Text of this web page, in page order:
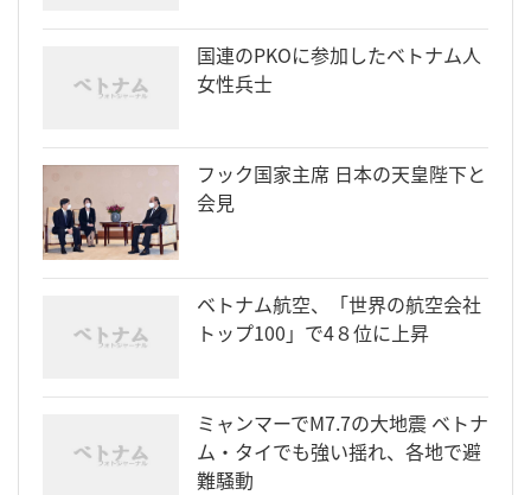
国連のPKOに参加したベトナム人
女性兵士
フック国家主席 日本の天皇陛下と
会見
ベトナム航空、「世界の航空会社
トップ100」で4８位に上昇
ミャンマーでM7.7の大地震 ベトナ
ム・タイでも強い揺れ、各地で避
難騒動